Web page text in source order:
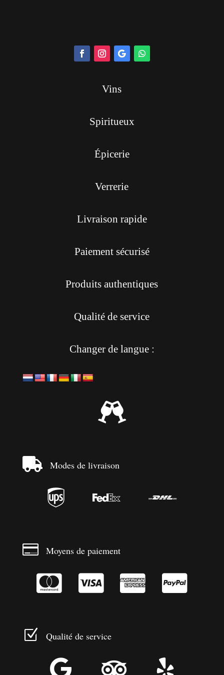
Vins
Spiritueux
Épicerie
Verrerie
Livraison rapide
Paiement sécurisé
Produits authentiques
Qualité de service
Changer de langue :

 Modes de livraison
  
 Moyens de paiement
   
Z Qualité de service
  